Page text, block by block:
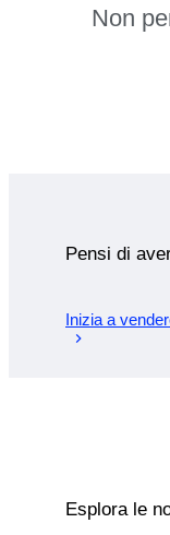
Non
Pensi di
Inizia a
Esplora le